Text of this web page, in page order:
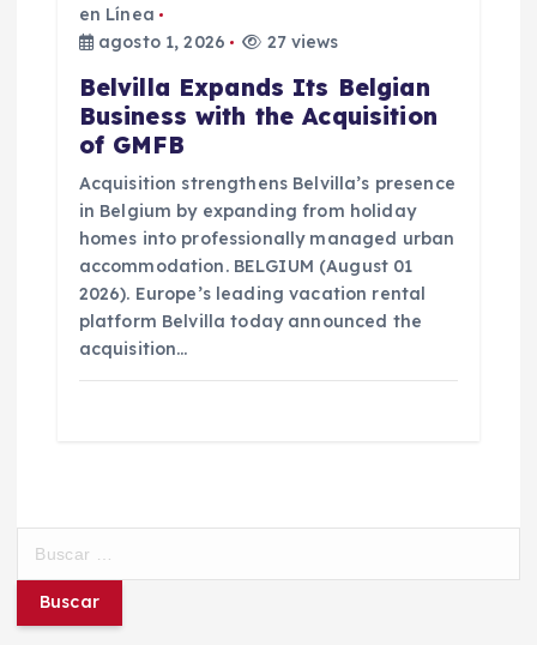
en Línea
agosto 1, 2026
27 views
Belvilla Expands Its Belgian
Business with the Acquisition
of GMFB
Acquisition strengthens Belvilla’s presence
in Belgium by expanding from holiday
homes into professionally managed urban
accommodation. BELGIUM (August 01
2026). Europe’s leading vacation rental
platform Belvilla today announced the
acquisition…
c